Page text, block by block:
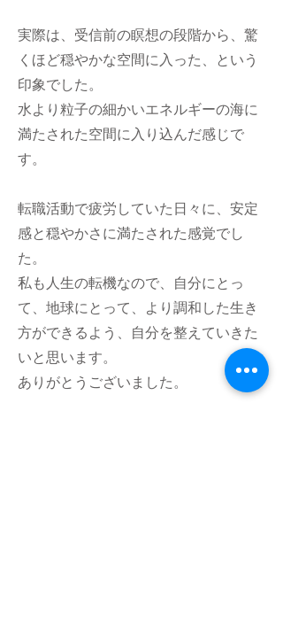
実際は、受信前の瞑想の段階から、驚
くほど穏やかな空間に入った、という
印象でした。
水より粒子の細かいエネルギーの海に
満たされた空間に入り込んだ感じで
す。
転職活動で疲労していた日々に、安定
感と穏やかさに満たされた感覚でし
た。
私も人生の転機なので、自分にとっ
て、地球にとって、より調和した生き
方ができるよう、自分を整えていきた
いと思います。
ありがとうございました。